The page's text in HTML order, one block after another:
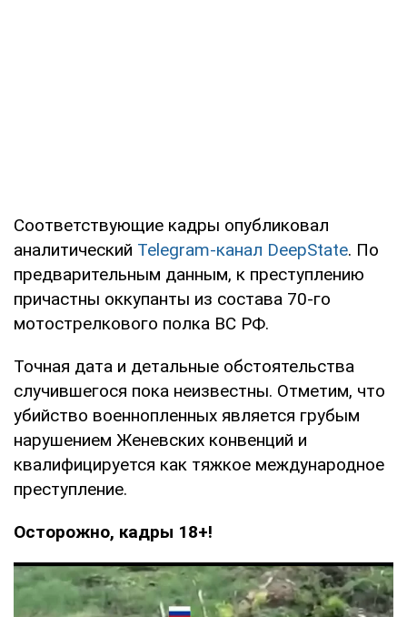
Соответствующие кадры опубликовал
аналитический Telegram-канал DeepState. По
предварительным данным, к преступлению
причастны оккупанты из состава 70-го
мотострелкового полка ВС РФ.
Точная дата и детальные обстоятельства
случившегося пока неизвестны. Отметим, что
убийство военнопленных является грубым
нарушением Женевских конвенций и
квалифицируется как тяжкое международное
преступление.
Осторожно, кадры 18+!